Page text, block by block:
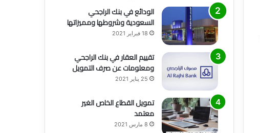
الودائع في بنك الراجحي
السعودية وشروطها ومميزاتها
18 فبراير 2021
تقييم العقار في بنك الراجحي
ومعلومات عن صرف التمويل
25 يناير 2021
تمويل القطاع الخاص الغير
معتمد
8 مارس 2021